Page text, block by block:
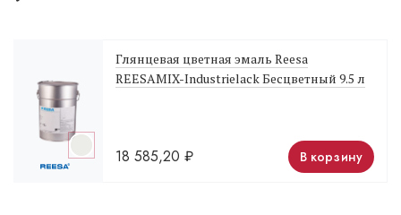
Глянцевая цветная эмаль Reesa
REESAMIX-Industrielack Бесцветный 9.5 л
18 585,20 ₽ В корзину